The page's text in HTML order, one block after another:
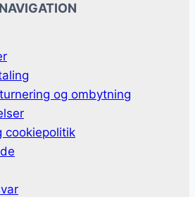
NAVIGATION
og ombytning
cookiepolitik